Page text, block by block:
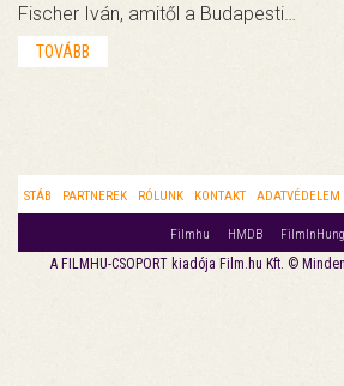
Fischer Iván, amitől a Budapesti…
TOVÁBB
STÁB PARTNEREK RÓLUNK KONTAKT ADATVÉDELEM
Filmhu HMDB
A FILMHU-CSOPORT kiadója Film.hu Kft. ©